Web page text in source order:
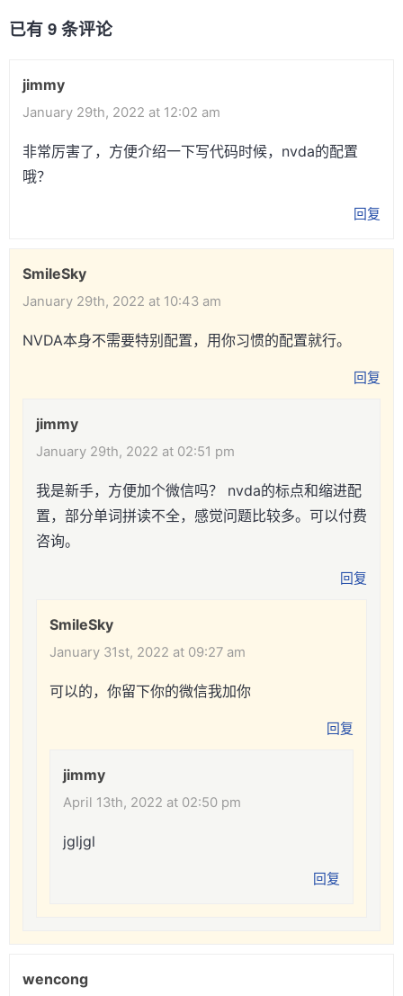
已有 9 条评论
jimmy
January 29th, 2022 at 12:02 am
非常厉害了，方便介绍一下写代码时候，nvda的配置
哦？
回复
SmileSky
January 29th, 2022 at 10:43 am
NVDA本身不需要特别配置，用你习惯的配置就行。
回复
jimmy
January 29th, 2022 at 02:51 pm
我是新手，方便加个微信吗？ nvda的标点和缩进配
置，部分单词拼读不全，感觉问题比较多。可以付费
咨询。
回复
SmileSky
January 31st, 2022 at 09:27 am
可以的，你留下你的微信我加你
回复
jimmy
April 13th, 2022 at 02:50 pm
jgljgl
回复
wencong